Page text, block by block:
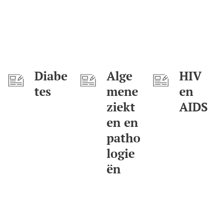
Diabe
tes
Alge
mene
ziekt
en en
patho
logie
ën
HIV
en
AIDS